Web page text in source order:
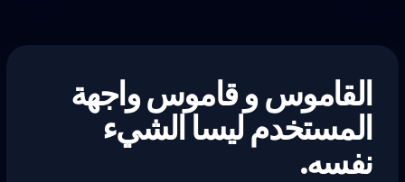
القاموس و قاموس واجهة
المستخدم ليسا الشيء
نفسه.